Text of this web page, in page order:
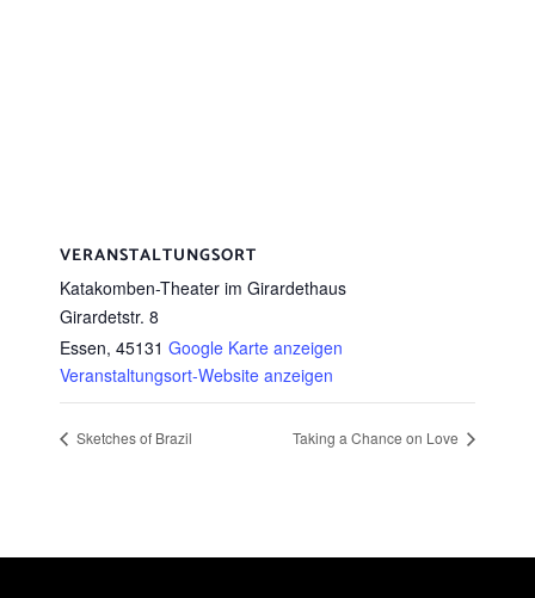
VERANSTALTUNGSORT
Katakomben-Theater im Girardethaus
Girardetstr. 8
Essen, 45131 Google Karte anzeigen
Veranstaltungsort-Website anzeigen
Sketches of Brazil Taking a Chance on Love